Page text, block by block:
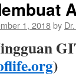
1, 2018by
)